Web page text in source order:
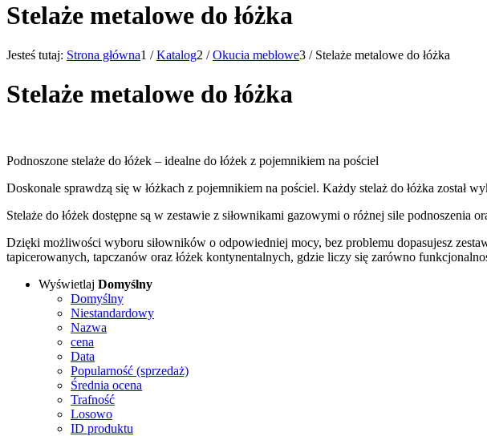
Stelaże metalowe do łóżka
Jesteś tutaj: Strona główna1 / Katalog2 / Okucia meblowe3 / Stelaże metalowe do łóżka
Stelaże metalowe do łóżka
Podnoszone stelaże do łóżek – idealne do łóżek z pojemnikiem na pościel
Doskonale sprawdzą się w łóżkach z pojemnikiem na pościel. Każdy stelaż do łóżka został
Stelaże do łóżek dostępne są w zestawie z siłownikami gazowymi o różnej sile
Dzięki możliwości wyboru siłowników o odpowiedniej mocy, bez problemu dopasujesz
tapicerowanych, tapczanów oraz łóżek kontynentalnych, gdzie liczy się zarówno
Wyświetlaj Domyślny
Domyślny
Niestandardowy
Nazwa
cena
Data
Popularność (sprzedaż)
Średnia ocena
Trafność
Losowo
ID produktu